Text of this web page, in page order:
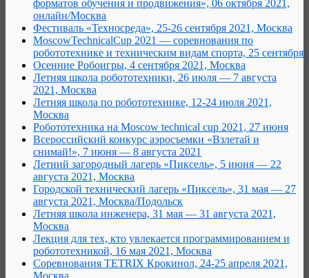
форматов обучения и продвижения», 06 октября 2021,
онлайн/Москва
Фестиваль «Техносреда», 25-26 сентября 2021, Москва
MoscowTechnicalCup 2021 — соревнования по
робототехнике и техническим видам спорта, 25 сентября
Осенние Робоигры, 4 сентября 2021, Москва
Летняя школа робототехники, 26 июля — 7 августа
2021, Москва
Летняя школа по робототехнике, 12-24 июля 2021,
Москва
Робототехника на Moscow technical cup 2021, 27 июня
Всероссийский конкурс аэросъемки «Взлетай и
снимай!», 7 июня — 8 августа 2021
Летний загородный лагерь «Пиксель», 5 июня — 22
августа 2021, Москва
Городской технический лагерь «Пиксель», 31 мая — 27
августа 2021, Москва/Подольск
Летняя школа инженера, 31 мая — 31 августа 2021,
Москва
Лекция для тех, кто увлекается программированием и
робототехникой, 16 мая 2021, Москва
Соревнования TETRIX Крокинол, 24-25 апреля 2021,